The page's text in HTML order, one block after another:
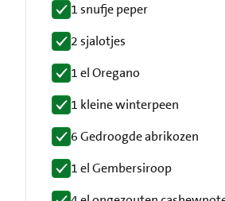
1 snufje peper
2 sjalotjes
1 el Oregano
1 kleine winterpeen
6 Gedroogde abrikozen
1 el Gembersiroop